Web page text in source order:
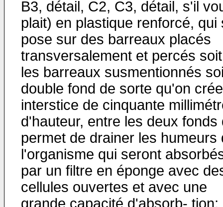
B3, détail, C2, C3, détail, s'il
plait) en plastique renforcé, qui
pose sur des barreaux placés
transversalement et percés soit
les barreaux susmentionnés
double fond de sorte qu'on
interstice de cinquante
d'hauteur, entre les deux fonds
permet de drainer les humeurs
l'organisme qui seront
par un filtre en éponge avec
cellules ouvertes et avec une
grande capacité d'absorb- tion;